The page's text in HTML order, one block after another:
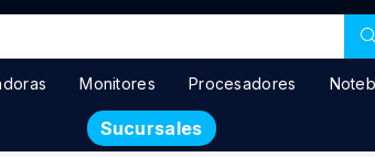
Monitores Procesadores
Sucursales